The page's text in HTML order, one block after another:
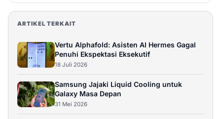
ARTIKEL TERKAIT
Vertu Alphafold: Asisten AI Hermes Gagal
Penuhi Ekspektasi Eksekutif
18 Juli 2026
Samsung Jajaki Liquid Cooling untuk
Galaxy Masa Depan
31 Mei 2026